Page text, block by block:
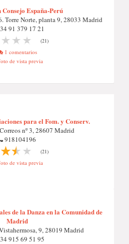
España-Perú
Torre Norte, planta 9, 28033 Madrid
91 379 17 21
(21)
1 comentarios
de vista previa
para el Fom. y Conserv.
nº 3, 28607 Madrid
918104196
(21)
de vista previa
de la Danza en la Comunidad de
Madrid
9, 28019 Madrid
915 69 51 95